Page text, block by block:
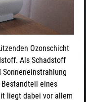
Ozonschicht
Als Schadstoff
Bestandteil eines
liegt dabei vor allem